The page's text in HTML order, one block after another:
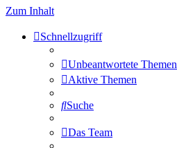
Zum Inhalt
Schnellzugriff
Unbeantwortete Themen
Aktive Themen
Suche
Das Team